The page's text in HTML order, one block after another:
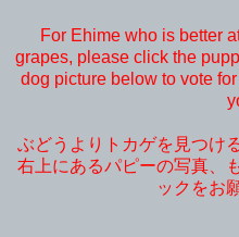
For Ehime who is better
grapes, please click the
dog picture below to vote
ぶどうよりトカゲを見つけ
右上にあるパピーの写真、
ックをお